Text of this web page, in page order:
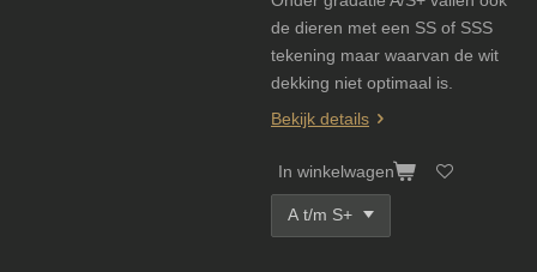
de dieren met een SS of SSS
tekening maar waarvan de wit
dekking niet optimaal is.
Bekijk details
In winkelwagen